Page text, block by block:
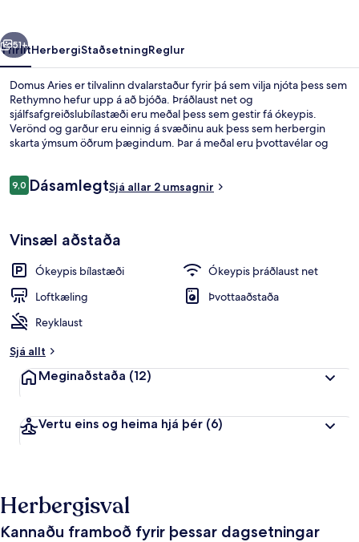
Næsta
51+
YfirlitHerbergiStaðsetningReglur
Domus Aries er tilvalinn dvalarstaður fyrir þá sem vilja njóta þess sem
Rethymno hefur upp á að bjóða. Þráðlaust net og
sjálfsafgreiðslubílastæði eru meðal þess sem gestir fá ókeypis.
Verönd og garður eru einnig á svæðinu auk þess sem herbergin
skarta ýmsum öðrum þægindum. Þar á meðal eru þvottavélar og
Umsagnir
9,09,0 af 10
DásamlegtSjá allar 2 umsagnir
Vinsæl aðstaða
Ókeypis bílastæði
Ókeypis þráðlaust net
Loftkæling
Þvottaaðstaða
Reyklaust
Sjá allt
Meginaðstaða (12)
Vertu eins og heima hjá þér (6)
Herbergisval
Kannaðu framboð fyrir þessar dagsetningar